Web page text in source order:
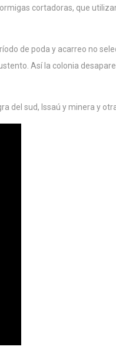
cortadoras, que
de poda y acarreo no
Así la colonia
del sud, Issaú y minera y